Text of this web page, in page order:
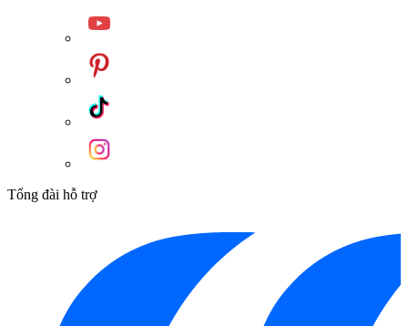
Tổng đài hỗ trợ